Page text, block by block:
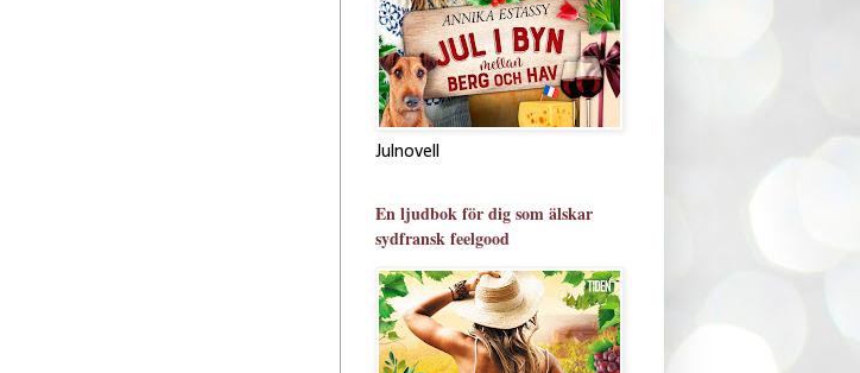
Julnovell
En ljudbok för dig som älskar
sydfransk feelgood